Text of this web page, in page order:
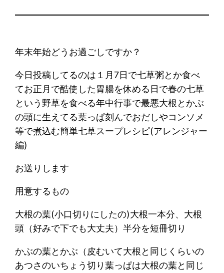
年末年始どうお過ごしですか？
今日投稿してるのは１月7日で七草粥とか食べ
てお正月で酷使した胃腸を休める日で春の七草
という野草を食べる年中行事で最悪大根とかぶ
の頭に生えてる葉っぱ刻んでおだしやコンソメ
等で煮込む簡単七草スープレシピ(アレンジャー
編)
お送りします
用意するもの
大根の葉(小口切りにしたの)大根一本分、大根
頭（好みで下でも大丈夫）半分を短冊切り
かぶの葉とかぶ（皮むいて大根と同じくらいの
あつさのいちょう切り葉っぱは大根の葉と同じ